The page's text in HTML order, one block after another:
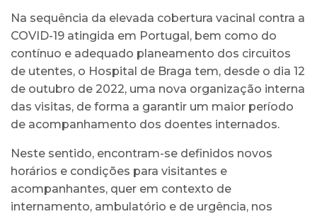
Na sequência da elevada cobertura vacinal contra a
COVID-19 atingida em Portugal, bem como do
contínuo e adequado planeamento dos circuitos
de utentes, o Hospital de Braga tem, desde o dia 12
de outubro de 2022, uma nova organização interna
das visitas, de forma a garantir um maior período
de acompanhamento dos doentes internados.
Neste sentido, encontram-se definidos novos
horários e condições para visitantes e
acompanhantes, quer em contexto de
internamento, ambulatório e de urgência, nos